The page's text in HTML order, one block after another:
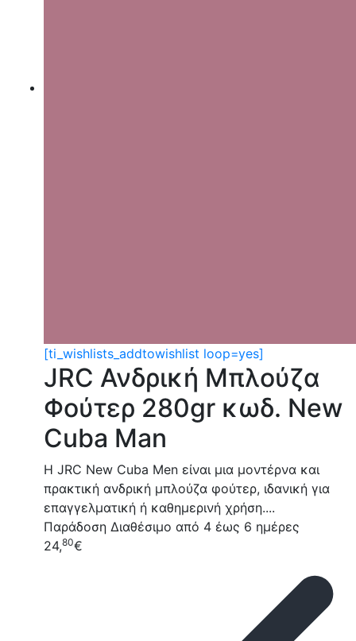
[ti_wishlists_addtowishlist loop=yes]
JRC Ανδρική Μπλούζα
Φούτερ 280gr κωδ. New
Cuba Man
Η JRC New Cuba Men είναι μια μοντέρνα και
πρακτική ανδρική μπλούζα φούτερ, ιδανική για
επαγγελματική ή καθημερινή χρήση....
Παράδοση Διαθέσιμο από 4 έως 6 ημέρες
24,80€